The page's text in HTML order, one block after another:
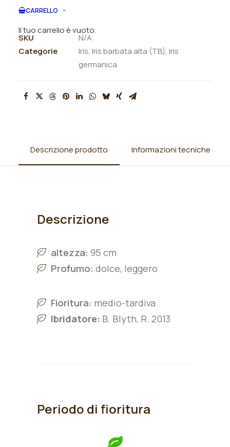
CARRELLO
Il tuo carrello è vuoto.
SKU
N/A
Categorie
Iris, Iris barbata alta (TB), Iris
germanica
Descrizione prodotto Informazioni tecniche
Descrizione
altezza: 95 cm
Profumo: dolce, leggero
Fioritura: medio-tardiva
Ibridatore: B. Blyth, R. 2013
Periodo di fioritura